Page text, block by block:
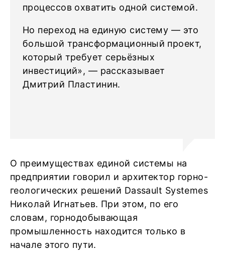
процессов охватить одной системой.
Но переход на единую систему — это
большой трансформационный проект,
который требует серьёзных
инвестиций», — рассказывает
Дмитрий Пластинин.
О преимуществах единой системы на
предприятии говорил и архитектор горно-
геологических решений Dassault Systemes
Николай Игнатьев. При этом, по его
словам, горнодобывающая
промышленность находится только в
начале этого пути.